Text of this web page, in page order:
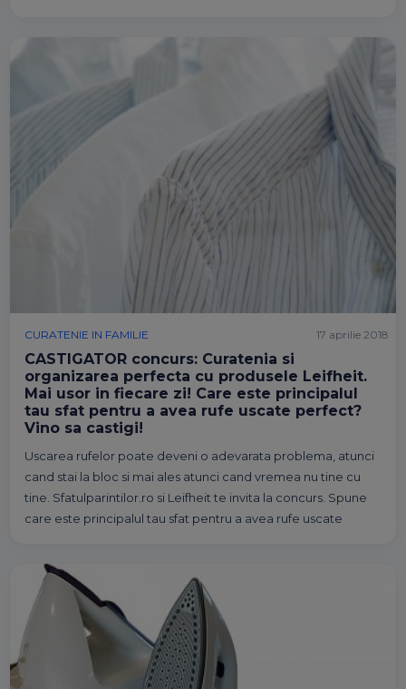
CURATENIE IN FAMILIE
CASTIGATOR concurs: Curatenia si
organizarea perfecta cu produsele Leifheit.
Mai usor in fiecare zi! Care este principalul
tau sfat pentru a avea rufe uscate perfect?
Vino sa castigi!
Uscarea rufelor poate deveni o adevarata problema, atunci
cand stai la bloc si mai ales atunci cand vremea nu tine cu
tine. Sfatulparintilor.ro si Leifheit te invita la concurs. Spune
care este principalul tau sfat pentru a avea rufe uscate
17 aprilie 2018